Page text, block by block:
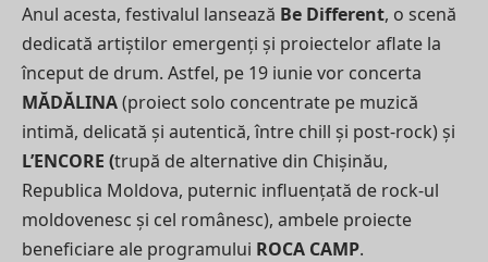
Anul acesta, festivalul lansează Be Different, o scenă
dedicată artiștilor emergenți și proiectelor aflate la
început de drum. Astfel, pe 19 iunie vor concerta
MĂDĂLINA(proiect solo concentrate pe muzică
intimă, delicată și autentică, între chill și post-rock) și
L’ENCORE (trupă de alternative din Chișinău,
Republica Moldova, puternic influențată de rock-ul
moldovenesc și cel românesc), ambele proiecte
beneficiare ale programului ROCA CAMP.